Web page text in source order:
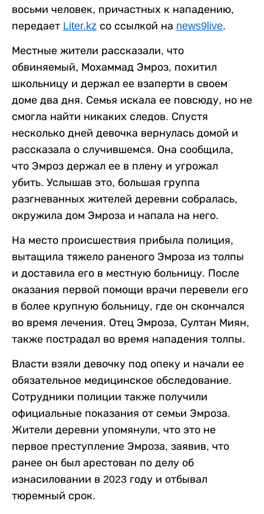
восьми человек, причастных к нападению,
передает Liter.kz со ссылкой на news9live.
Местные жители рассказали, что
обвиняемый, Мохаммад Эмроз, похитил
школьницу и держал ее взаперти в своем
доме два дня. Семья искала ее повсюду, но не
смогла найти никаких следов. Спустя
несколько дней девочка вернулась домой и
рассказала о случившемся. Она сообщила,
что Эмроз держал ее в плену и угрожал
убить. Услышав это, большая группа
разгневанных жителей деревни собралась,
окружила дом Эмроза и напала на него.
На место происшествия прибыла полиция,
вытащила тяжело раненого Эмроза из толпы
и доставила его в местную больницу. После
оказания первой помощи врачи перевели его
в более крупную больницу, где он скончался
во время лечения. Отец Эмроза, Султан Миян,
также пострадал во время нападения толпы.
Власти взяли девочку под опеку и начали ее
обязательное медицинское обследование.
Сотрудники полиции также получили
официальные показания от семьи Эмроза.
Жители деревни упомянули, что это не
первое преступление Эмроза, заявив, что
ранее он был арестован по делу об
изнасиловании в 2023 году и отбывал
тюремный срок.